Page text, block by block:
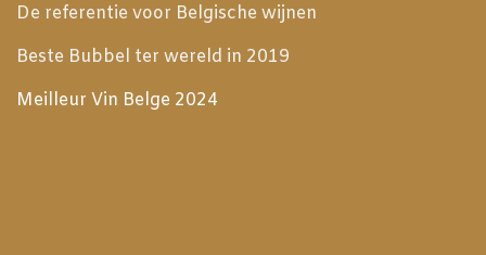
De referentie voor Belgische wijnen
Beste Bubbel ter wereld in 2019
Meilleur Vin Belge 2024